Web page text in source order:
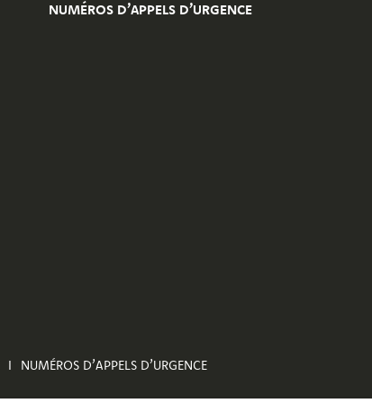
NUMÉROS D’APPELS D’URGENCE
NUMÉROS D’APPELS D’URGENCE